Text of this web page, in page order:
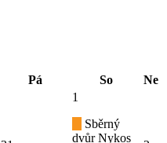
Pá So Ne
1
Sběrný
dvůr Nykos